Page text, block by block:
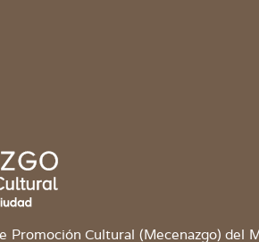
Promoción Cultural (Mecenazgo) del